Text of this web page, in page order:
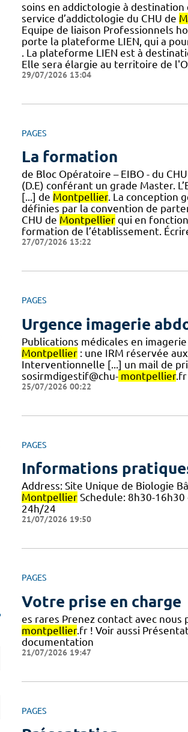
soins en addictologie à destination
service d’addictologie du CHU de
Equipe de liaison Professionnels
porte la plateforme LIEN, qui a
. La plateforme LIEN est à
Elle sera élargie au territoire de
29/07/2026 13:04
PAGES
La formation
de Bloc Opératoire – EIBO - du
(D.E) conférant un grade Master.
[...] de Montpellier. La conception
définies par la convention de
CHU de Montpellierqui en fonction
formation de l’établissement.
27/07/2026 13:22
PAGES
Urgence imagerie
Publications médicales en
Montpellier: une IRM réservée
Interventionnelle [...] un mail de
sosirmdigestif@chu- montpellier.fr
25/07/2026 00:22
PAGES
Informations
Address: Site Unique de Biologie
MontpellierSchedule: 8h30-
24h/24
21/07/2026 19:50
PAGES
Votre prise en charge
es rares Prenez contact avec nous
montpellier.fr ! Voir aussi
documentation
21/07/2026 19:47
PAGES